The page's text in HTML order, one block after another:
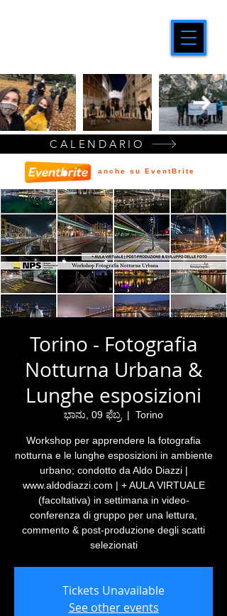
Torino - Fotografia
Notturna Urbana &
Lunghe esposizioni
ಭಾನು, 09 ಫೆಬ್ರ
  |
Torino
Workshop per apprendere la fotografia
notturna e le lunghe esposizioni in ambiente
urbano; condotto da Aldo Diazzi |
www.aldodiazzi.com | + AULA VIRTUALE
(facoltativa) in settimana in video-
conferenza di gruppo per una lettura,
commento & post-produzione degli scatti
selezionati
Tickets Unavailable
See other events
CALENDARIO
anche su EventBrite